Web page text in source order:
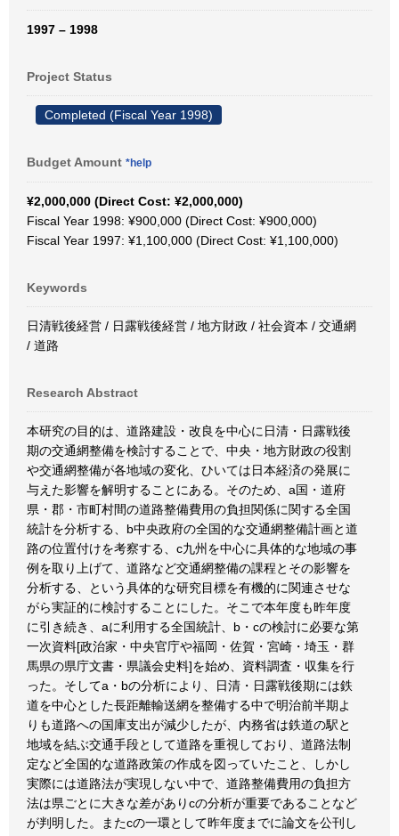
1997 – 1998
Project Status
Completed (Fiscal Year 1998)
Budget Amount *help
¥2,000,000 (Direct Cost: ¥2,000,000)
Fiscal Year 1998: ¥900,000 (Direct Cost: ¥900,000)
Fiscal Year 1997: ¥1,100,000 (Direct Cost: ¥1,100,000)
Keywords
日清戦後経営 / 日露戦後経営 / 地方財政 / 社会資本 / 交通網
/ 道路
Research Abstract
本研究の目的は、道路建設・改良を中心に日清・日露戦後
期の交通網整備を検討することで、中央・地方財政の役割
や交通網整備が各地域の変化、ひいては日本経済の発展に
与えた影響を解明することにある。そのため、a国・道府
県・郡・市町村間の道路整備費用の負担関係に関する全国
統計を分析する、b中央政府の全国的な交通網整備計画と道
路の位置付けを考察する、c九州を中心に具体的な地域の事
例を取り上げて、道路など交通網整備の課程とその影響を
分析する、という具体的な研究目標を有機的に関連させな
がら実証的に検討することにした。そこで本年度も昨年度
に引き続き、aに利用する全国統計、b・cの検討に必要な第
一次資料[政治家・中央官庁や福岡・佐賀・宮崎・埼玉・群
馬県の県庁文書・県議会史料]を始め、資料調査・収集を行
った。そしてa・bの分析により、日清・日露戦後期には鉄
道を中心とした長距離輸送網を整備する中で明治前半期よ
りも道路への国庫支出が減少したが、内務省は鉄道の駅と
地域を結ぶ交通手段として道路を重視しており、道路法制
定など全国的な道路政策の作成を図っていたこと、しかし
実際には道路法が実現しない中で、道路整備費用の負担方
法は県ごとに大きな差がありcの分析が重要であることなど
が判明した。またcの一環として昨年度までに論文を公刊し